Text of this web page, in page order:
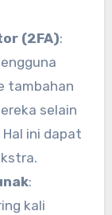
(2FA):
tambahan
selain
ini dapat
:
kali